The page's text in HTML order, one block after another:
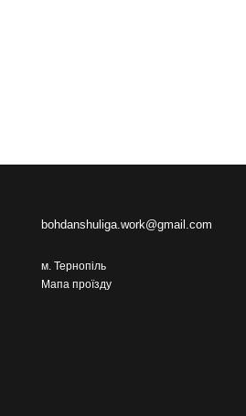
bohdanshuliga.work@gmail.com
м. Тернопіль
Мапа проїзду